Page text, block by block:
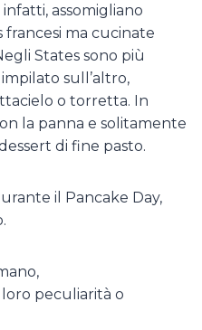
assomigliano
ma cucinate
States sono più
sull’altro,
o torretta. In
la panna e solitamente
di fine pasto.
il Pancake Day,
peculiarità o